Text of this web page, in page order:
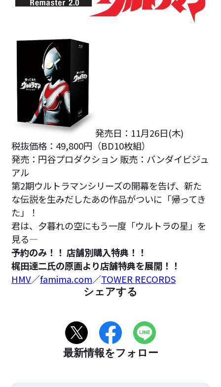
発売日：11月26日(木)
税抜価格：49,800円（BD10枚組）
発売：円谷プロダクション 販売：バンダイビジュ
アル
第2期ウルトラマンシリーズの開幕を告げ、新た
な伝説を生みだしたあの作品がついに「帰ってき
た」！
君は、夕暮れの空にもう一度「ウルトラの星」を
見る―
予約のみ！！ 店舗別購入特典！！
梶田達二氏の原画より店舗特典を展開！！
HMV／famima.com／TOWER RECORDS
シェアする
最新情報をフォロー